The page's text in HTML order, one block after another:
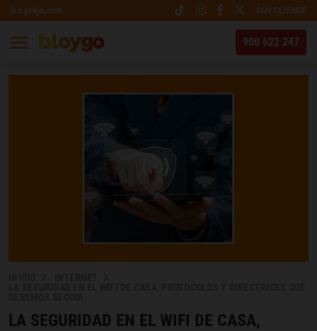
Ir a yoigo.com SOY CLIENTE
900 622 247
LA SEGURIDAD EN EL WIFI DE CASA,